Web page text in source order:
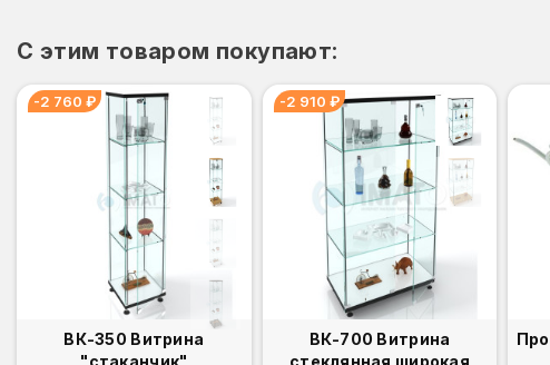
C этим товаром покупают:
-2 760 ₽
ВК-350 Витрина
"стаканчик"
-2 910 ₽
ВК-700 Витрина
стеклянная широкая